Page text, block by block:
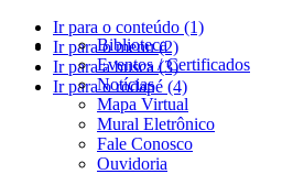
Ir para o conteúdo (1)
Ir para o menu (2)
Ir para a busca (3)
Ir para o rodapé (4)
Biblioteca
Eventos / Certificados
Notícias
Mapa Virtual
Mural Eletrônico
Fale Conosco
Ouvidoria